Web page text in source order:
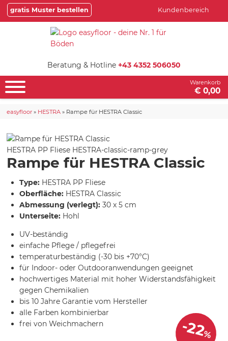
gratis Muster bestellen Kundenbereich
Beratung & Hotline +43 4352 506050
Warenkorb
€ 0,00
easyfloor » HESTRA » Rampe für HESTRA Classic
HESTRA PP Fliese HESTRA-classic-ramp-grey
Rampe für HESTRA Classic
Type: HESTRA PP Fliese
Oberfläche: HESTRA Classic
Abmessung (verlegt): 30 x 5 cm
Unterseite: Hohl
UV-beständig
einfache Pflege / pflegefrei
temperaturbeständig (-30 bis +70°C)
für Indoor- oder Outdooranwendungen geeignet
hochwertiges Material mit hoher Widerstandsfähigkeit
gegen Chemikalien
bis 10 Jahre Garantie vom Hersteller
alle Farben kombinierbar
frei von Weichmachern
-22%